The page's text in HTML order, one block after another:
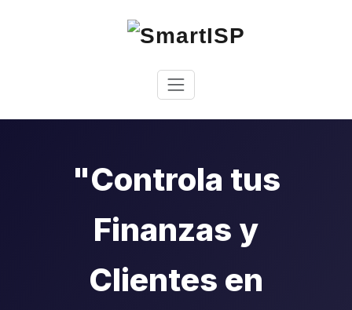
"Controla tus
Finanzas y
Clientes en